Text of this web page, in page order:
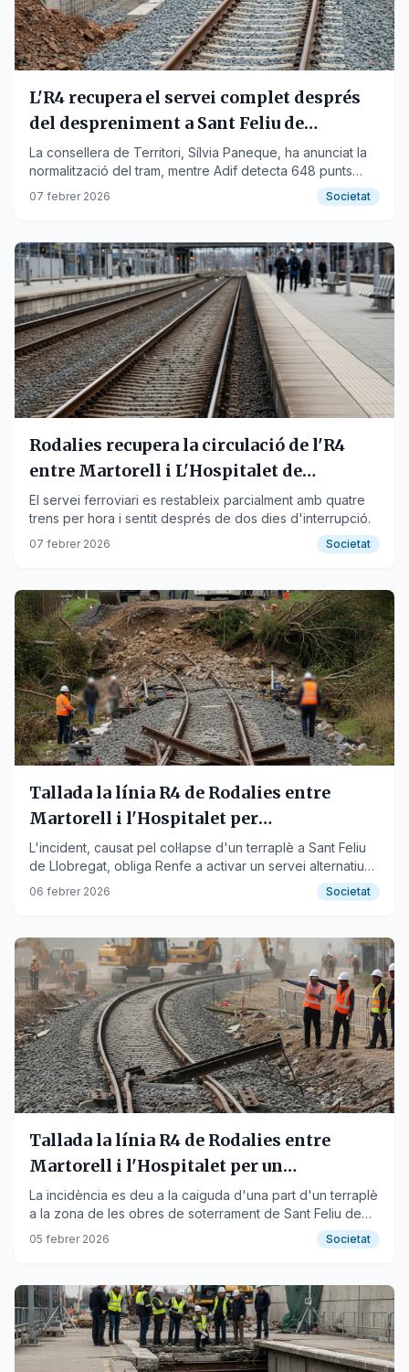
L'R4 recupera el servei complet després
del despreniment a Sant Feliu de
Llobregat
La consellera de Territori, Sílvia Paneque, ha anunciat la
normalització del tram, mentre Adif detecta 648 punts
crítics a la xarxa.
07 febrer 2026 Societat
Rodalies recupera la circulació de l'R4
entre Martorell i L'Hospitalet de
Llobregat
El servei ferroviari es restableix parcialment amb quatre
trens per hora i sentit després de dos dies d'interrupció.
07 febrer 2026 Societat
Tallada la línia R4 de Rodalies entre
Martorell i l'Hospitalet per
despreniment
L'incident, causat pel col·lapse d'un terraplè a Sant Feliu
de Llobregat, obliga Renfe a activar un servei alternatiu
per carretera i altres transports públics.
06 febrer 2026 Societat
Tallada la línia R4 de Rodalies entre
Martorell i l'Hospitalet per un
despreniment
La incidència es deu a la caiguda d'una part d'un terraplè
a la zona de les obres de soterrament de Sant Feliu de
Llobregat.
05 febrer 2026 Societat